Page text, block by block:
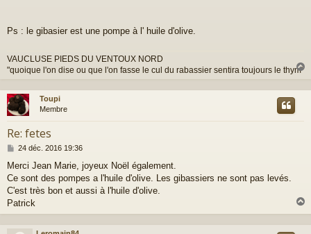
Ps : le gibasier est une pompe à l' huile d'olive.
VAUCLUSE PIEDS DU VENTOUX NORD
"quoique l'on dise ou que l'on fasse le cul du rabassier sentira toujours le thym"
u
Toupi
Membre
Re: fetes
M
s
s
a
g
24 déc. 2016 19:36
Merci Jean Marie, joyeux Noël également.
Ce sont des pompes a l'huile d'olive. Les gibassiers ne sont pas levés.
C'est très bon et aussi à l'huile d'olive.
Patrick
a